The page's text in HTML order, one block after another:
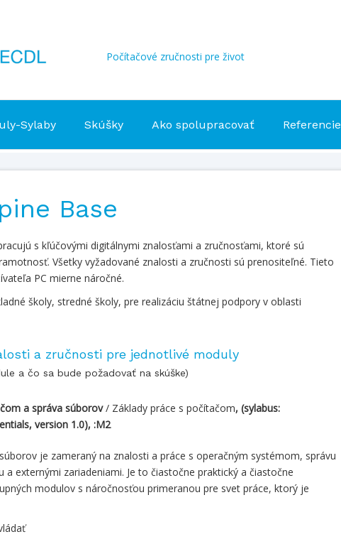
Počítačové zručnosti pre život
Sylaby Skúšky Ako spolupracovať Referencie
Base
s kľúčovými digitálnymi znalosťami a zručnosťami, ktoré sú
Všetky vyžadované znalosti a zručnosti sú prenositeľné. Tieto
PC mierne náročné.
školy, stredné školy, pre realizáciu štátnej podpory v oblasti
a zručnosti pre jednotlivé moduly
a čo sa bude požadovať na skúške)
a správa súborov/ Základy práce s počítačom, (sylabus:
version 1.0), :M2
je zameraný na znalosti a práce s operačným systémom, správu
externými zariadeniami. Je to čiastočne praktický a čiastočne
modulov s náročnosťou primeranou pre svet práce, ktorý je